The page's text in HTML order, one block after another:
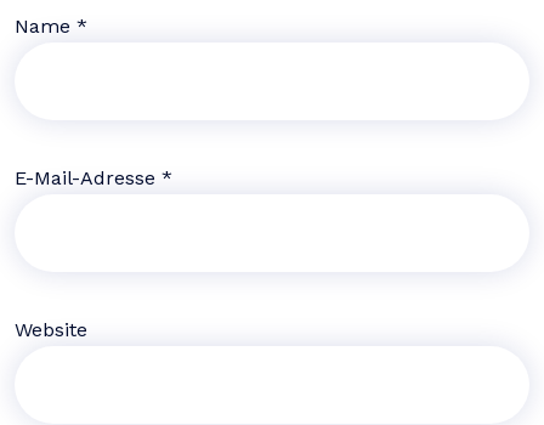
Name *
E-Mail-Adresse *
Website